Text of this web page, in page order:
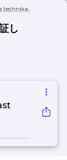
technika,
し